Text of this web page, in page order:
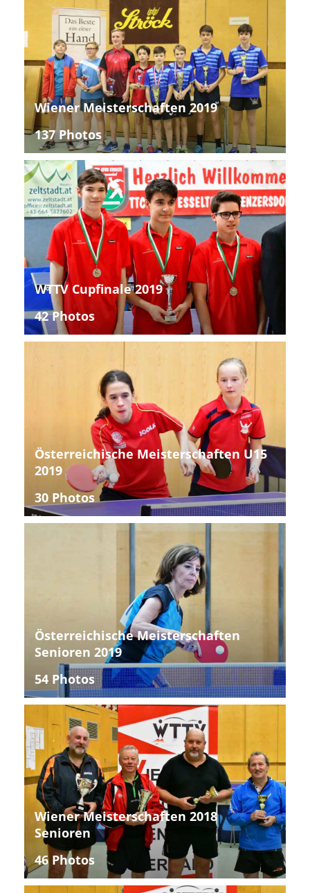
Wiener Meisterschaften 2019
137 Photos
WTTV Cupfinale 2019
42 Photos
Österreichische Meisterschaften U15
2019
30 Photos
Österreichische Meisterschaften
Senioren 2019
54 Photos
Wiener Meisterschaften 2018
Senioren
46 Photos